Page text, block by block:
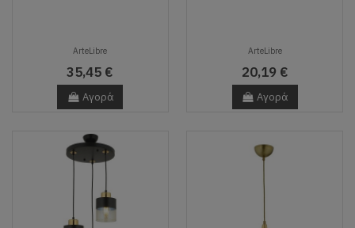
ArteLibre
35,45 €
Αγορά
ArteLibre
20,19 €
Αγορά